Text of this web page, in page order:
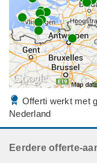
Offerti werkt met
Nederland
Eerdere offerte-